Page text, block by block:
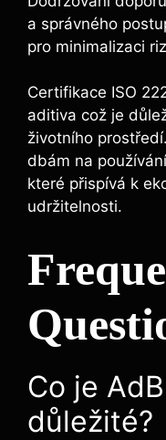
a správného
pro minimalizaci
Certifikace ISO
aditiva což je
životního
dbám na
které přispívá k
udržitelnosti.
Co je
důležité?